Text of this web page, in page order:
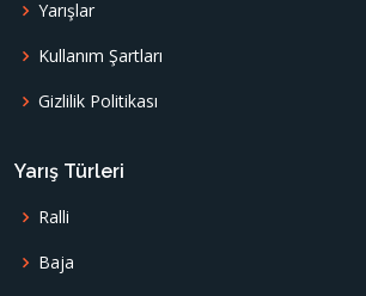
Yarışlar
Kullanım Şartları
Gizlilik Politikası
Yarış Türleri
Ralli
Baja